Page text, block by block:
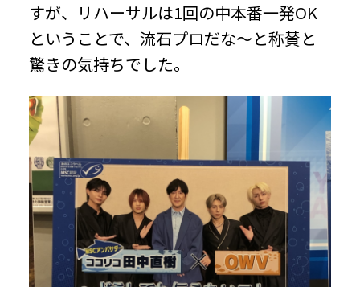
すが、リハーサルは1回の中本番一発OK
ということで、流石プロだな～と称賛と
驚きの気持ちでした。